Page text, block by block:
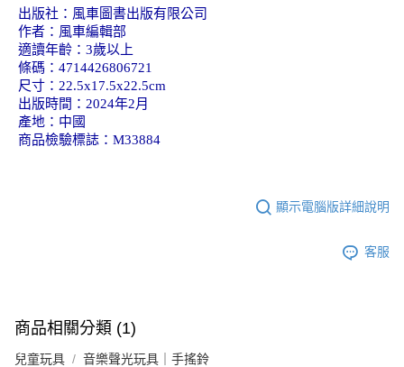
出版社：風車圖書出版有限公司
作者：風車編輯部
適讀年齡：3歲以上
條碼：4714426806721
尺寸：22.5x17.5x22.5cm
出版時間：2024年2月
產地：中國
商品檢驗標誌：M33884
顯示電腦版詳細說明
客服
商品相關分類 (1)
兒童玩具 音樂聲光玩具｜手搖鈴